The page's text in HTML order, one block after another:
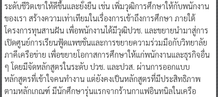
ระดับชีวิตเขาให้ดีขึ้นและยั่งยืน เช่น เพิ่มวุฒิการศึกษาให้กับพนักงาน
ของเรา สร้างความเท่าเทียมในเรื่องการเข้าถึงการศึกษา ภายใต้
โครงการทุนสานฝัน เพื่อพนักงานได้มีวุฒิปวช. และขยายนำมาสู่การ
เปิดศูนย์การเรียนฟู้ดแพชชั่นและการขยายความร่วมมือกับวิทยาลัย
ภาคีเครือข่าย เพื่อขยายโอกาสการศึกษาให้แก่พนักงานและธุรกิจอื่น
ๆ โดยมีจัดหลักสูตรในระดับ ปวช. และปวส. ผ่านการออกแบบ
หลักสูตรที่เข้าใจคนทำงาน แต่ยังคงเป็นหลักสูตรที่มีประสิทธิภาพ
ตามหลักเกณฑ์ มีนักศึกษารุ่นแรกจากร้านกาแฟอินทนิลในเครือ